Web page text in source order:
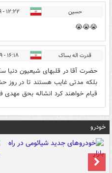
حسین ۱۲:۲۲ - ۱۴۰۵/۰۳/۱۹
😭😭😭
قدرت اله بساک ۱۶:۱۸ - ۱۴۰۵/۰۳/۱۹
حضرت آقا در قلبهای شیعیون دنیا
بلکه مدتی غایب هستند تا در روز
قیام خواهند کرد انشاله بحق مهدی
خودرو